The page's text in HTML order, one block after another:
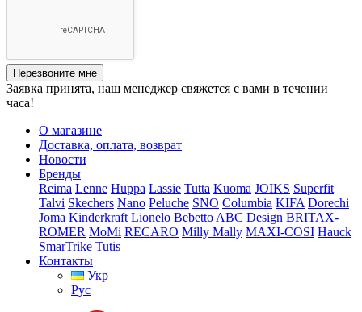
Перезвоните мне
Заявка принята, наш менеджер свяжется с вами в течении
часа!
О магазине
Доставка, оплата, возврат
Новости
Бренды
Reima Lenne Huppa Lassie Tutta Kuoma JOIKS Superfit
Talvi Skechers Nano Peluche SNO Columbia KIFA Dorechi
Joma Kinderkraft Lionelo Bebetto ABC Design BRITAX-
ROMER MoMi RECARO Milly Mally MAXI-COSI Hauck
SmarTrike Tutis
Контакты
Укр
Рус